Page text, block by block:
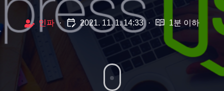
인파 · 2021. 11. 1. 14:33 · 1분 이하